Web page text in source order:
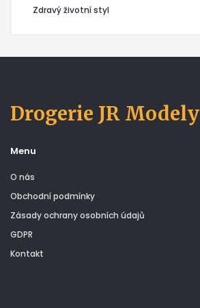
Zdravý životní styl
Drogerie JR Modely
Menu
O nás
Obchodní podmínky
Zásady ochrany osobních údajů
GDPR
Kontakt